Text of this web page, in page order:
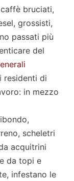
bruciati,
grossisti,
passati più
del
residenti di
in mezzo
scheletri
acquitrini
da topi e
infestano le